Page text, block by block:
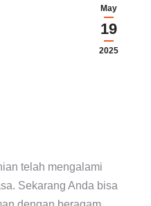
May
19
2025
telah mengalami
Sekarang Anda bisa